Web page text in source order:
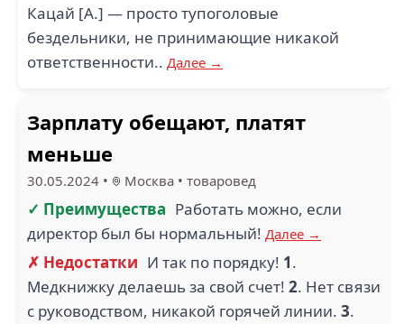
Кацай [А.] — просто тупоголовые
бездельники, не принимающие никакой
ответственности.. Далее →
Зарплату обещают, платят
меньше
30.05.2024 • Москва • товаровед
✓ Преимущества Работать можно, если
директор был бы нормальный! Далее →
✗ Недостатки И так по порядку! 1.
Медкнижку делаешь за свой счет! 2. Нет связи
с руководством, никакой горячей линии. 3.